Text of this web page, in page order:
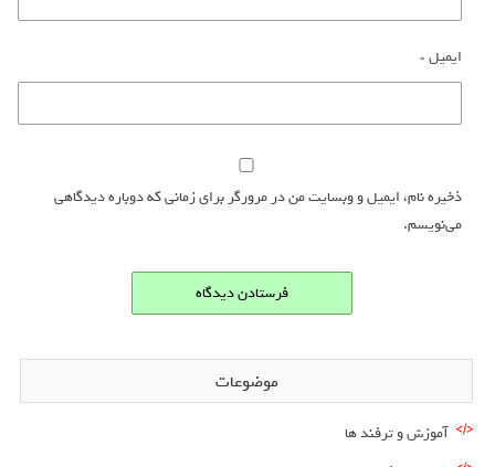
ایمیل*
ذخیره نام، ایمیل و وبسایت من در مرورگر برای زمانی که دوباره دیدگاهی
می‌نویسم.
موضوعات
آموزش و ترفند ها